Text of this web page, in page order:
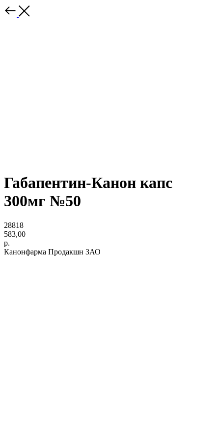
Габапентин-Канон капс
300мг №50
28818
583,00
р.
Канонфарма Продакшн ЗАО